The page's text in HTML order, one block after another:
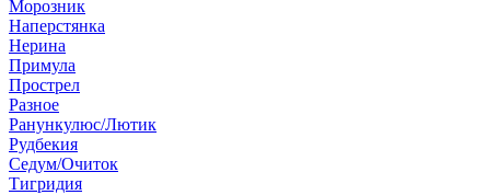
Морозник
Наперстянка
Нерина
Примула
Прострел
Разное
Ранункулюс/Лютик
Рудбекия
Седум/Очиток
Тигридия